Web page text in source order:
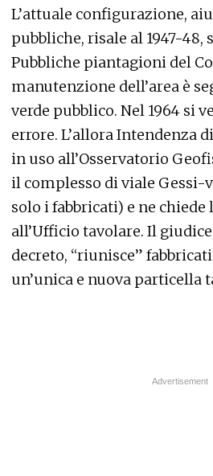
L’attuale configurazione,
pubbliche, risale al 1947-48,
Pubbliche piantagioni del
manutenzione dell’area è
verde pubblico. Nel 1964 si
errore. L’allora Intendenza
in uso all’Osservatorio
il complesso di viale Gessi-
solo i fabbricati) e ne chiede
all’Ufficio tavolare. Il
decreto, “riunisce”
un’unica e nuova particella